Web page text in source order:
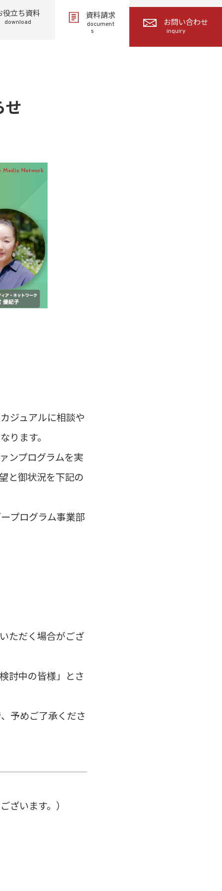
役立ち資料
download
資料請求
document
s
お問い合わせ
inquiry
せ
ジュアルに相談や
ります。
ンプログラムを実
と御状況を下記の
プログラム事業部
ただく場合がござ
討中の皆様」とさ
予めご了承くださ
ざいます。）